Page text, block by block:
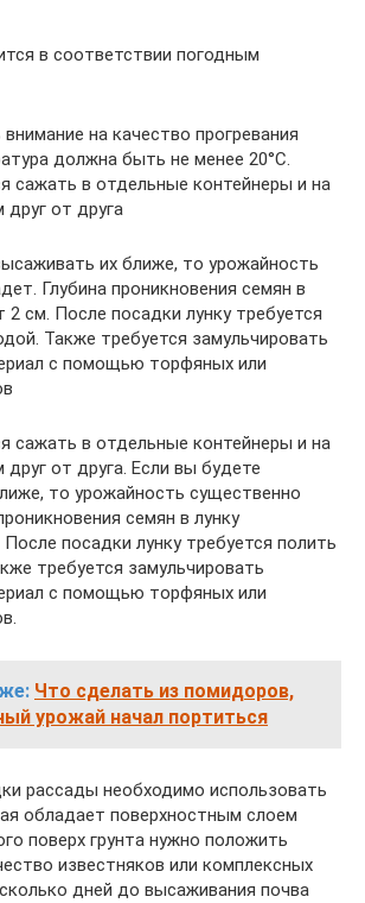
в соответствии погодным
на качество прогревания
должна быть не менее 20°С.
сажать в отдельные контейнеры и на
друг от друга
их ближе, то урожайность
Глубина проникновения семян в
2 см. После посадки лунку требуется
Также требуется замульчировать
с помощью торфяных или
сажать в отдельные контейнеры и на
друг от друга. Если вы будете
то урожайность существенно
семян в лунку
посадки лунку требуется полить
требуется замульчировать
с помощью торфяных или
Что сделать из помидоров,
урожай начал портиться
рассады необходимо использовать
обладает поверхностным слоем
поверх грунта нужно положить
известняков или комплексных
дней до высаживания почва